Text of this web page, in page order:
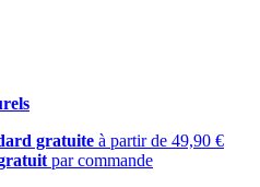
gratuite à partir de 49,90 €
par commande